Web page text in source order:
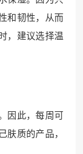
和韧性，从而
，建议选择温
因此，每周可
肤质的产品，